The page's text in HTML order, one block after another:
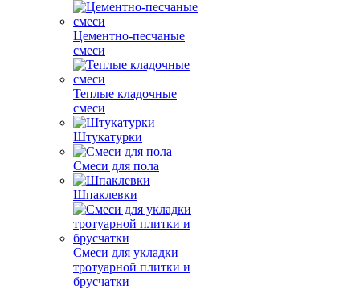
Цементно-песчаные
смеси
Теплые кладочные
смеси
Штукатурки
Смеси для пола
Шпаклевки
Смеси для укладки
тротуарной плитки и
брусчатки